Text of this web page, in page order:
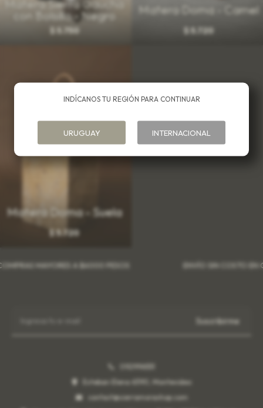
Matera Sierra Gaucha
con Bolsillo - Negro
5.750
Matera Doma - Camel
5.720
Matera Doma - Suela
5.720
MAYORES A $6000 PESOS ENVÍO SIN COSTO EN
092996551
Esteban Elena 6390, Montevideo
contact@sierramorashop.com
Suscribirme
INDÍCANOS TU REGIÓN PARA CONTINUAR
URUGUAY INTERNACIONAL